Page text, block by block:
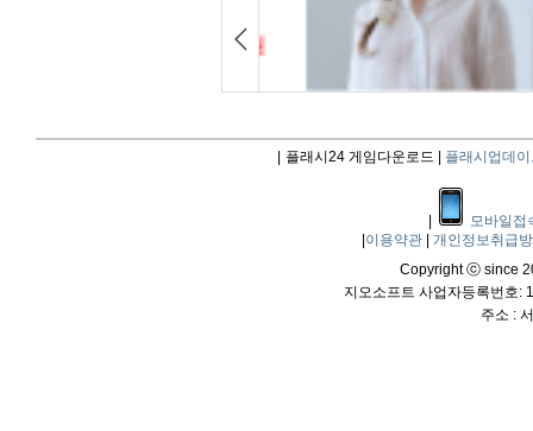
플래시24 게임다운로드 | 플래시업데이
모바일접
이용약관
개인정보취급
Copyright ⓒ since
지오소프트 사업자등록번호:
주소 :